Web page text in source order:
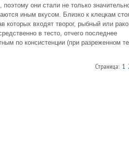
они стали не только
иным вкусом. Близко к клецкам
которых входят творог, рыбный или
в тесто, отчего последнее
по консистенции (при разреженном
Страница: 1